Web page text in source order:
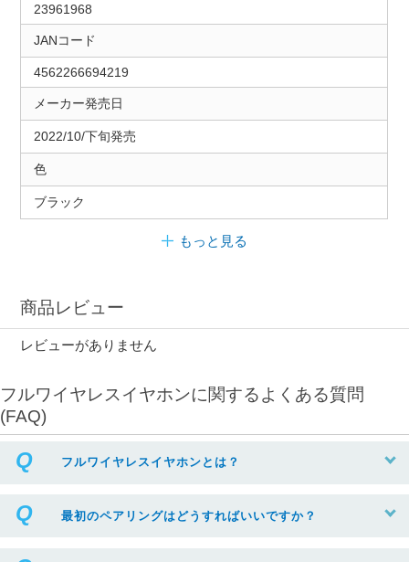
23961968
JANコード
4562266694219
メーカー発売日
2022/10/下旬発売
色
ブラック
もっと見る
商品レビュー
レビューがありません
フルワイヤレスイヤホンに関するよくある質問
(FAQ)
フルワイヤレスイヤホンとは？
最初のペアリングはどうすればいいですか？